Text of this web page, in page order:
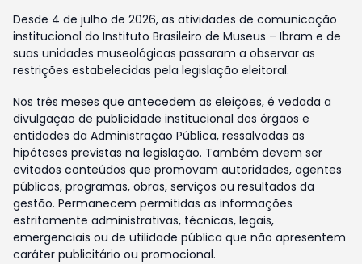
Desde 4 de julho de 2026, as atividades de comunicação
institucional do Instituto Brasileiro de Museus – Ibram e de
suas unidades museológicas passaram a observar as
restrições estabelecidas pela legislação eleitoral.
Nos três meses que antecedem as eleições, é vedada a
divulgação de publicidade institucional dos órgãos e
entidades da Administração Pública, ressalvadas as
hipóteses previstas na legislação. Também devem ser
evitados conteúdos que promovam autoridades, agentes
públicos, programas, obras, serviços ou resultados da
gestão. Permanecem permitidas as informações
estritamente administrativas, técnicas, legais,
emergenciais ou de utilidade pública que não apresentem
caráter publicitário ou promocional.